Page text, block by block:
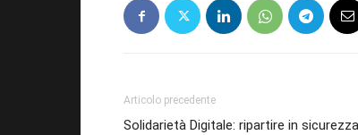
Articolo precedente
Solidarietà Digitale: ripartire in